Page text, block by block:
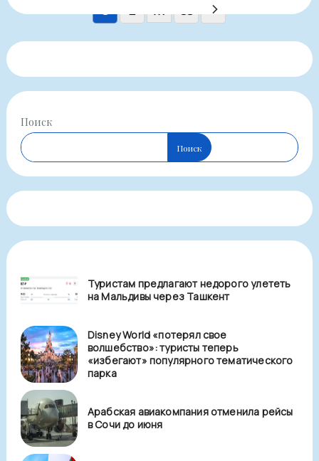
Пагинация
записей
Поиск
Поиск
Туристам предлагают недорого улететь
на Мальдивы через Ташкент
Disney World «потерял свое
волшебство»: туристы теперь
«избегают» популярного тематического
парка
Арабская авиакомпания отменила рейсы
в Сочи до июня